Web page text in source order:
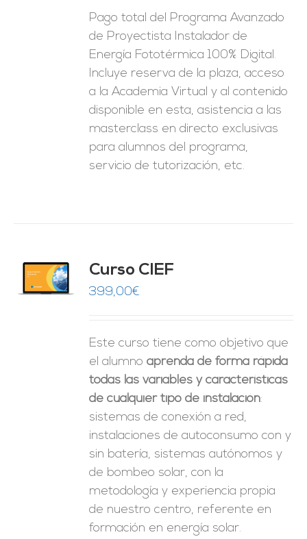
Pago total del Programa Avanzado
de Proyectista Instalador de
Energía Fototérmica 100% Digital.
Incluye reserva de la plaza, acceso
a la Academia Virtual y al contenido
disponible en esta, asistencia a las
masterclass en directo exclusivas
para alumnos del programa,
servicio de tutorización, etc.
Curso CIEF
399,00€
Este curso tiene como objetivo que
el alumnoaprenda de forma rápida
todas las variables y características
de cualquier tipo de instalación:
sistemas de conexión a red,
instalaciones de autoconsumo con y
sin batería, sistemas autónomos y
de bombeo solar, con la
metodología y experiencia propia
de nuestro centro, referente en
formación en energía solar.